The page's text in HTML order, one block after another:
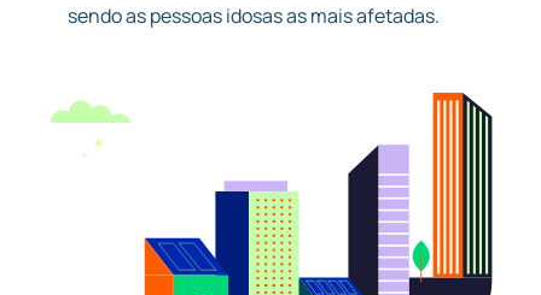
sendo as pessoas idosas as mais afetadas.